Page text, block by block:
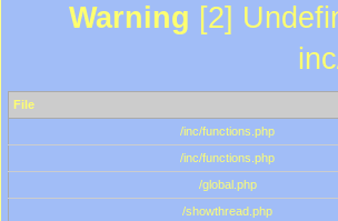
Warning [2]
File
/inc/functions.php
/inc/functions.php
/global.php
/showthread.php